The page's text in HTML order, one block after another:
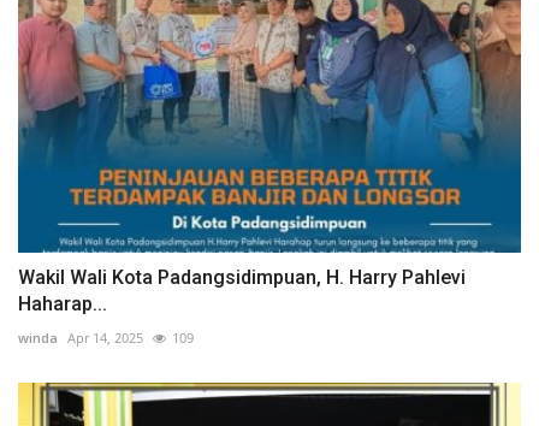
Wakil Wali Kota Padangsidimpuan, H. Harry Pahlevi
Haharap...
winda Apr 14, 2025 109